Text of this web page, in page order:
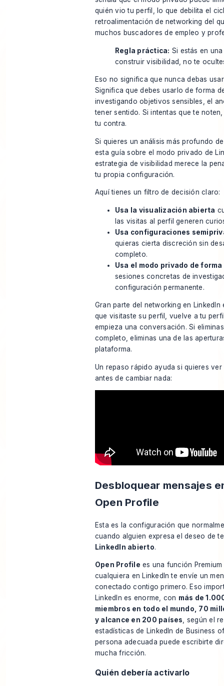
quién vio tu perfil, lo que debilita el
retroalimentación de networking del
muchos buscadores de empleo y
Regla práctica: Si estás en
construir visibilidad, no te
Eso no significa que nunca debas
Significa que debes usarlo de forma
investigando objetivos sensibles, el
tener sentido. Si intentas que te
tu contra.
Si quieres un análisis más profundo
esta guía sobre el modo privado de
estrategia de visibilidad merece la
tu propia configuración.
Aquí tienes un filtro de decisión claro:
Usa la visualización abierta
las visitas al perfil generen
Usa configuraciones
quieras cierta discreción sin
completo.
Usa el modo privado de
sesiones concretas de
configuración permanente.
Gran parte del networking en LinkedIn
que visitaste su perfil, vuelve a tu
empieza una conversación. Si
completo, eliminas una de las
plataforma.
Un repaso rápido ayuda si quieres
antes de cambiar nada:
Desbloquear mensajes
Open Profile
Esta es la configuración que
cuando alguien expresa el deseo de
LinkedIn abierto.
Open Profile es una función
cualquiera en LinkedIn te envíe un
conectado contigo primero. Eso
LinkedIn es enorme, con más de
miembros en todo el mundo, 70
y alcance en 200 países, segúnel
estadísticas de LinkedIn de Business
persona adecuada puede escribirte
mucha fricción.
Quién debería activarlo